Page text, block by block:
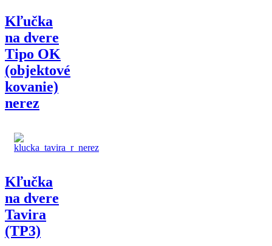
Kľučka
na dvere
Tipo OK
(objektové
kovanie)
nerez
Kľučka
na dvere
Tavira
(TP3)